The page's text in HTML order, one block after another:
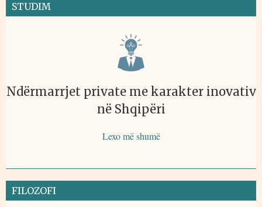
STUDIM
Ndërmarrjet private me karakter inovativ
në Shqipëri
Lexo më shumë
FILOZOFI